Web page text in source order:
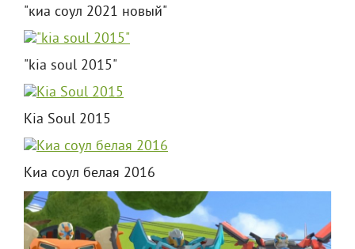
"киа соул 2021 новый"
"kia soul 2015"
Kia Soul 2015
Киа соул белая 2016